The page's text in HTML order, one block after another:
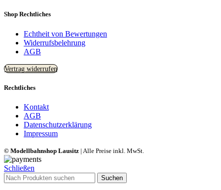
Shop Rechtliches
Echtheit von Bewertungen
Widerrufsbelehrung
AGB
Vertrag widerrufen
Rechtliches
Kontakt
AGB
Datenschutzerklärung
Impressum
© Modellbahnshop Lausitz | Alle Preise inkl. MwSt.
Schließen
Suchen